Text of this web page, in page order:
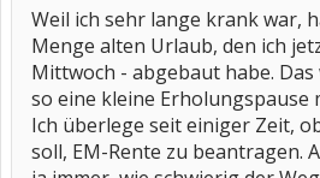
Weil ich sehr lange krank war,
Menge alten Urlaub, den ich
Mittwoch - abgebaut habe.
so eine kleine Erholungspause
Ich überlege seit einiger Zeit,
soll, EM-Rente zu beantragen.